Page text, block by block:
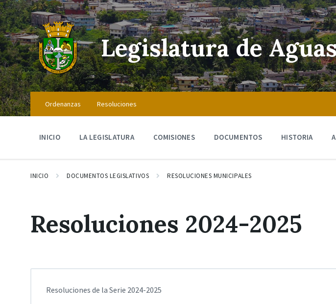
Skip
to
content
Skip
to
main
navigation
Skip
to
footer
Legislatura de
Ordenanzas Resoluciones
INICIO LA LEGISLATURA COMISIONES DOCUMENTOS HISTORIA
INICIO DOCUMENTOS LEGISLATIVOS RESOLUCIONES MUNICIPALES
Resoluciones 2024-2025
Resoluciones de la Serie 2024-2025